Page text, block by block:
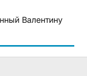
Валентину